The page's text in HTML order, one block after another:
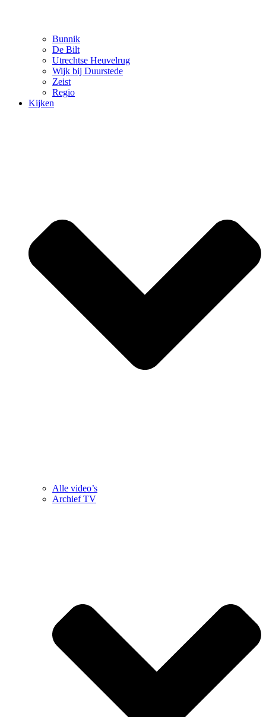
Bunnik
De Bilt
Utrechtse Heuvelrug
Wijk bij Duurstede
Zeist
Regio
Kijken
Alle video’s
Archief TV